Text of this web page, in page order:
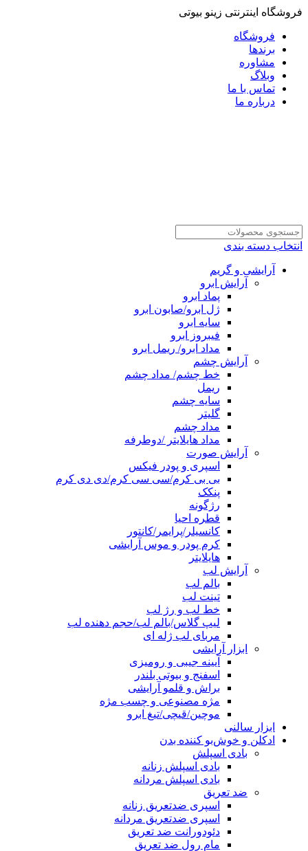
فروشگاه اینترنتی زینو بیوتی
فروشگاه
برندها
مشاوره
وبلاگ
تماس با ما
درباره ما
انتخاب دسته بندی
آرایشی و گریم
آرایش ابرو
پماد ابرو
ژل ابرو/صابون ابرو
سایه ابرو
فیبروز ابرو
مداد ابرو/ ریمل ابرو
آرایش چشم
خط چشم/ مداد چشم
ریمل
سایه چشم
گلیتر
مداد چشم
مداد هایلایتر /دوطرفه
آرایش صورت
اسپری و پودر فیکس
بی بی کرم/سی سی کرم/دی دی کرم
پنکک
رژگونه
قطره احیا
کانسیلر/پرایمر/کانتور
کرم پودر و موس آرایشی
هایلایتر
آرایش لب
بالم لب
تینت لب
خط لب و رژ لب
لیپ گلاس/بالم لب/حجم دهنده لب
مربای لب ژله ای
ابزار آرایشی
آیینه جیبی و رومیزی
اسفنج و بیوتی بلندر
براش و قلمو آرایشی
مژه مصنوعی و چسب مژه
موچین/قیچی/تیغ ابرو
ابزار سالنی
ادکلن و خوش‌بو کننده بدن
بادی اسپلش
بادی اسپلش زنانه
بادی اسپلش مردانه
ضد تعریق
اسپری ضدتعریق زنانه
اسپری ضدتعریق مردانه
دئودورانت ضد تعریق
مام رول ضد تعریق